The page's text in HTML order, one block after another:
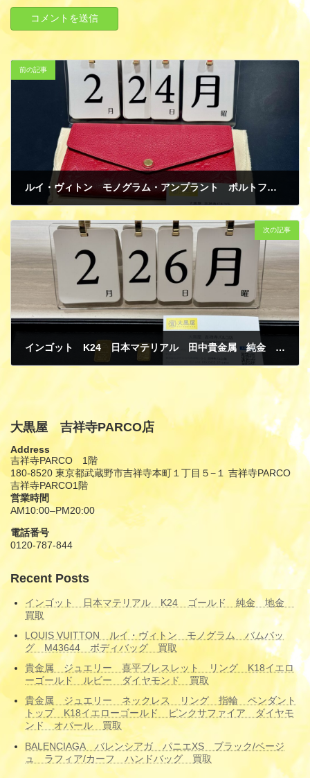
前の記事
ルイ・ヴィトン モノグラム・アンプラント ポルトフォイユ・サラ スリーズ 長財布 買取
2月 27, 2025
次の記事
インゴット K24 日本マテリアル 田中貴金属 純金 ゴールド 買取
大黒屋 吉祥寺PARCO店
Address
吉祥寺PARCO 1階
180-8520 東京都武蔵野市吉祥寺本町１丁目５−１ 吉祥寺PARCO
吉祥寺PARCO1階
営業時間
AM10:00–PM20:00
電話番号
0120-787-844
Recent Posts
インゴット 日本マテリアル K24 ゴールド 純金 地金
買取
LOUIS VUITTON ルイ・ヴィトン モノグラム バムバッ
グ M43644 ボディバッグ 買取
貴金属 ジュエリー 喜平ブレスレット リング K18イエロ
ーゴールド ルビー ダイヤモンド 買取
貴金属 ジュエリー ネックレス リング 指輪 ペンダント
トップ K18イエローゴールド ピンクサファイア ダイヤモ
ンド オパール 買取
BALENCIAGA バレンシアガ パニエXS ブラック/ベージ
ュ ラフィア/カーフ ハンドバッグ 買取